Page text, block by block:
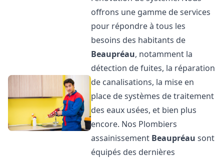
offrons une gamme de services
pour répondre à tous les
besoins des habitants de
Beaupréau, notamment la
détection de fuites, la réparation
de canalisations, la mise en
place de systèmes de traitement
des eaux usées, et bien plus
encore. Nos Plombiers
assainissement Beaupréau sont
équipés des dernières